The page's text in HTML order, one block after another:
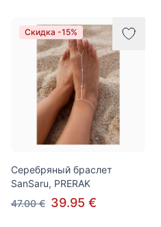
Скидка -15%
Серебряный браслет
SanSaru, PRERAK
47.00 € 39.95 €